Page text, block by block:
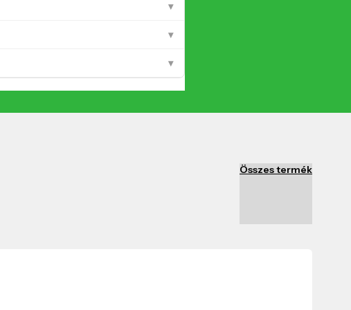
▾
▾
▾
Összes termék